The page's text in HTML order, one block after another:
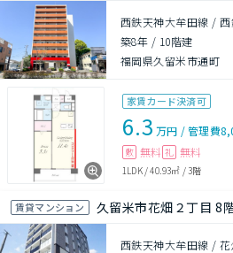
西鉄天神大牟田線 /
築8年 / 10階建
福岡県久留米市通町
家賃カード決済可
6.3 万円 /管理費
敷 無料 礼 無料
1LDK/40.93㎡ /3階
賃貸マンション 久留米市花畑２丁目 8
西鉄天神大牟田線 /